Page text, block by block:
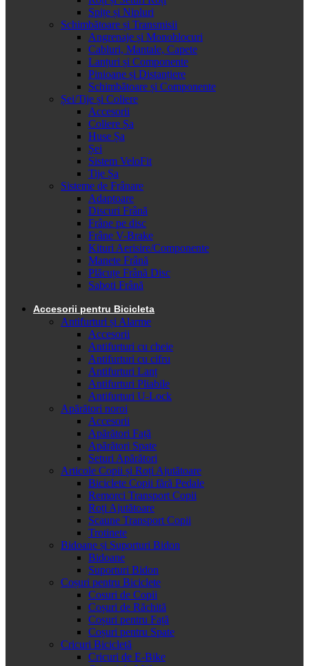
Spițe și Nipluri
Schimbătoare și Transmisii
Angrenaje și Monoblocuri
Cabluri, Mantale, Capete
Lanțuri și Componente
Pinioane și Distanțiere
Schimbătoare și Componente
Șei/Tije și Coliere
Accesorii
Coliere Șa
Huse Șa
Șei
Sistem VeloFit
Tije Șa
Sisteme de Frânare
Adaptoare
Discuri Frână
Frâne pe disc
Frâne V-Brake
Kituri Aerisire/Componente
Manete Frână
Plăcuțe Frână Disc
Saboti Frână
Accesorii pentru Bicicleta
Antifurturi și Alarme
Accesorii
Antifurturi cu cheie
Antifurturi cu cifru
Antifurturi Lanț
Antifurturi Pliabile
Antifurturi U-Lock
Apărători noroi
Accesorii
Apărători Față
Apărători Spate
Seturi Apărători
Articole Copii și Roți Ajutătoare
Biciclete Copii fără Pedale
Remorci Transport Copii
Roți Ajutătoare
Scaune Transport Copii
Trotinete
Bidoane și Suporturi Bidon
Bidoane
Suporturi Bidon
Coșuri pentru Biciclete
Cosuri de Copii
Coșuri de Răchită
Coșuri pentru Față
Coșuri pentru Spate
Cricuri Bicicletă
Cricuri de E-Bike